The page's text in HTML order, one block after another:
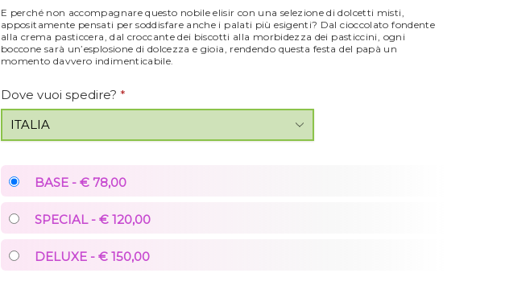
E perché non accompagnare questo nobile elisir con una selezione di dolcetti misti,
appositamente pensati per soddisfare anche i palati più esigenti? Dal cioccolato fondente
alla crema pasticcera, dal croccante dei biscotti alla morbidezza dei pasticcini, ogni
boccone sarà un’esplosione di dolcezza e gioia, rendendo questa festa del papà un
momento davvero indimenticabile.
Dove vuoi spedire? *
BASE - € 78,00
SPECIAL - € 120,00
DELUXE - € 150,00